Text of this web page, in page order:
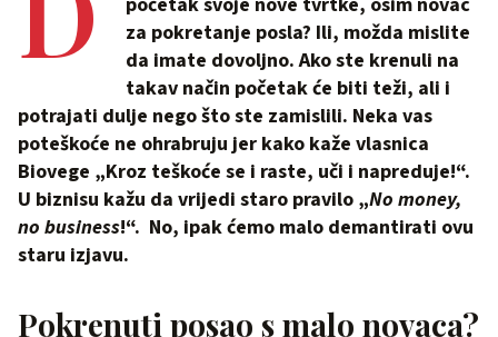
za pokretanje posla? Ili, možda mislite
da imate dovoljno. Ako ste krenuli na
takav način početak će biti teži, ali i
potrajati dulje nego što ste zamislili. Neka vas
poteškoće ne ohrabruju jer kako kaže vlasnica
Biovege „Kroz teškoće se i raste, uči i napreduje!“.
U biznisu kažu da vrijedi staro pravilo „No money,
no business!“. No, ipak ćemo malo demantirati ovu
staru izjavu.
Pokrenuti posao s malo novaca?